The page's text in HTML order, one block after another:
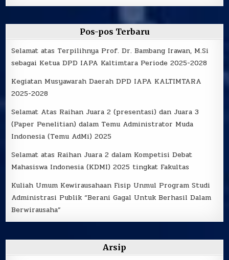
Pos-pos Terbaru
Selamat atas Terpilihnya Prof. Dr. Bambang Irawan, M.Si
sebagai Ketua DPD IAPA Kaltimtara Periode 2025-2028
Kegiatan Musyawarah Daerah DPD IAPA KALTIMTARA
2025-2028
Selamat Atas Raihan Juara 2 (presentasi) dan Juara 3
(Paper Penelitian) dalam Temu Administrator Muda
Indonesia (Temu AdMi) 2025
Selamat atas Raihan Juara 2 dalam Kompetisi Debat
Mahasiswa Indonesia (KDMI) 2025 tingkat Fakultas
Kuliah Umum Kewirausahaan Fisip Unmul Program Studi
Administrasi Publik “Berani Gagal Untuk Berhasil Dalam
Berwirausaha”
Arsip